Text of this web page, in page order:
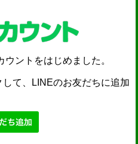
ントをはじめました。
て、LINEのお友だちに追加